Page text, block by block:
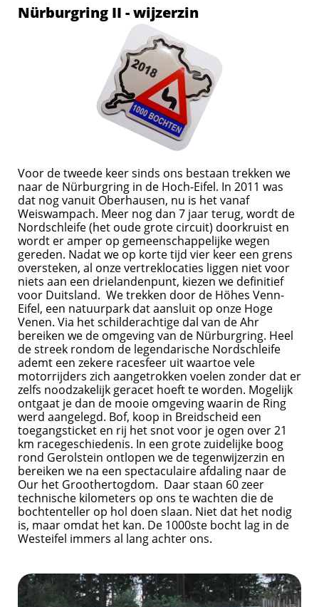
Nürburgring II - wijzerzin
Voor de tweede keer sinds ons bestaan trekken we
naar de Nürburgring in de Hoch-Eifel. In 2011 was
dat nog vanuit Oberhausen, nu is het vanaf
Weiswampach. Meer nog dan 7 jaar terug, wordt de
Nordschleife (het oude grote circuit) doorkruist en
wordt er amper op gemeenschappelijke wegen
gereden. Nadat we op korte tijd vier keer een grens
oversteken, al onze vertreklocaties liggen niet voor
niets aan een drielandenpunt, kiezen we definitief
voor Duitsland. We trekken door de Höhes Venn-
Eifel, een natuurpark dat aansluit op onze Hoge
Venen. Via het schilderachtige dal van de Ahr
bereiken we de omgeving van de Nürburgring. Heel
de streek rondom de legendarische Nordschleife
ademt een zekere racesfeer uit waartoe vele
motorrijders zich aangetrokken voelen zonder dat er
zelfs noodzakelijk geracet hoeft te worden. Mogelijk
ontgaat je dan de mooie omgeving waarin de Ring
werd aangelegd. Bof, koop in Breidscheid een
toegangsticket en rij het snot voor je ogen over 21
km racegeschiedenis. In een grote zuidelijke boog
rond Gerolstein ontlopen we de tegenwijzerzin en
bereiken we na een spectaculaire afdaling naar de
Our het Groothertogdom. Daar staan 60 zeer
technische kilometers op ons te wachten die de
bochtenteller op hol doen slaan. Niet dat het nodig
is, maar omdat het kan. De 1000ste bocht lag in de
Westeifel immers al lang achter ons.